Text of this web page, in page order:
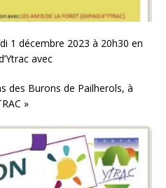
1 décembre 2023 à 20h30 en
avec
des Burons de Pailherols, à
»